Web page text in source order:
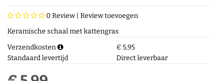
0 Review | Review toevoegen
Keramische schaal met kattengras
Verzendkosten
€ 5,95
Standaard levertijd
Direct leverbaar